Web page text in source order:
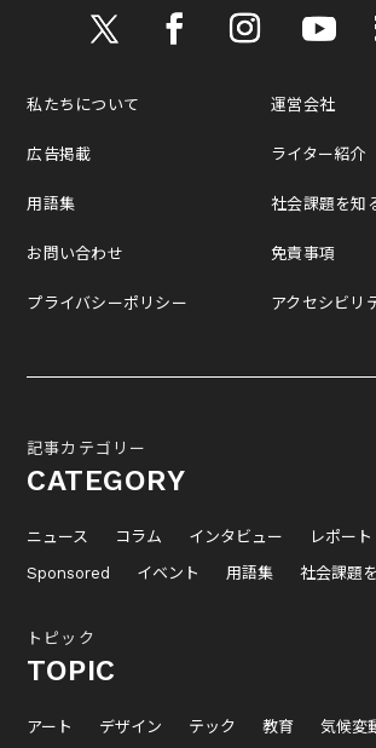
私たちについて
広告掲載
用語集
お問い合わせ
プライバシーポリシー
運営会社
ライター紹介
社会課題を知
免責事項
アクセシビリ
記事カテゴリー
CATEGORY
ニュース コラム インタビュー レポート
Sponsored
イベント 用語集 社会課題
トピック
TOPIC
アート デザイン テック 教育 気候変